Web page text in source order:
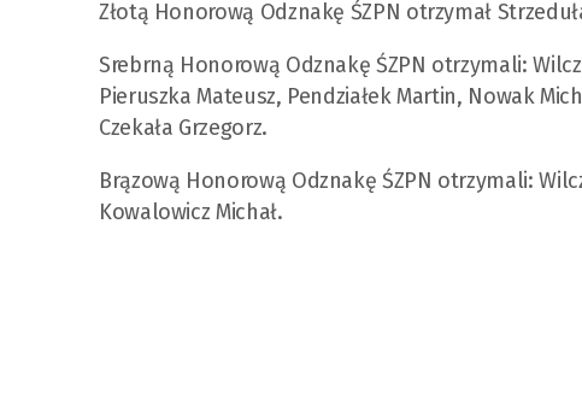
Złotą Honorową Odznakę ŚZPN otrzymał
Srebrną Honorową Odznakę ŚZPN otrzymali:
Pieruszka Mateusz, Pendziałek Martin, Nowak
Czekała Grzegorz.
Brązową Honorową Odznakę ŚZPN otrzymali:
Kowalowicz Michał.